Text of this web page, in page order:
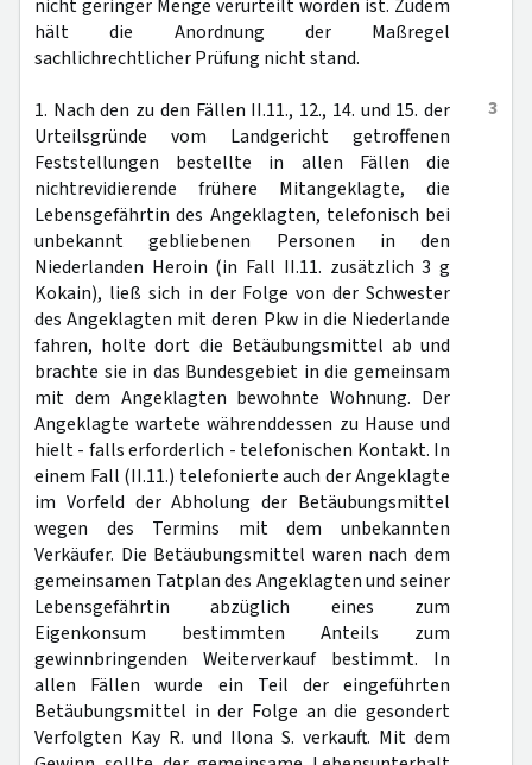
nicht geringer Menge verurteilt worden ist. Zudem
hält die Anordnung der Maßregel
sachlichrechtlicher Prüfung nicht stand.
3
1. Nach den zu den Fällen II.11., 12., 14. und 15. der
Urteilsgründe vom Landgericht getroffenen
Feststellungen bestellte in allen Fällen die
nichtrevidierende frühere Mitangeklagte, die
Lebensgefährtin des Angeklagten, telefonisch bei
unbekannt gebliebenen Personen in den
Niederlanden Heroin (in Fall II.11. zusätzlich 3 g
Kokain), ließ sich in der Folge von der Schwester
des Angeklagten mit deren Pkw in die Niederlande
fahren, holte dort die Betäubungsmittel ab und
brachte sie in das Bundesgebiet in die gemeinsam
mit dem Angeklagten bewohnte Wohnung. Der
Angeklagte wartete währenddessen zu Hause und
hielt - falls erforderlich - telefonischen Kontakt. In
einem Fall (II.11.) telefonierte auch der Angeklagte
im Vorfeld der Abholung der Betäubungsmittel
wegen des Termins mit dem unbekannten
Verkäufer. Die Betäubungsmittel waren nach dem
gemeinsamen Tatplan des Angeklagten und seiner
Lebensgefährtin abzüglich eines zum
Eigenkonsum bestimmten Anteils zum
gewinnbringenden Weiterverkauf bestimmt. In
allen Fällen wurde ein Teil der eingeführten
Betäubungsmittel in der Folge an die gesondert
Verfolgten Kay R. und Ilona S. verkauft. Mit dem